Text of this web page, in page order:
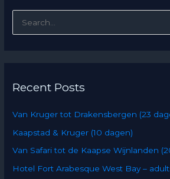
c
o
r
:
Recent Posts
Van Kruger tot Drakensbergen (23
Kaapstad & Kruger (10 dagen)
Van Safari tot de Kaapse Wijnlanden
Hotel Fort Arabesque West Bay –